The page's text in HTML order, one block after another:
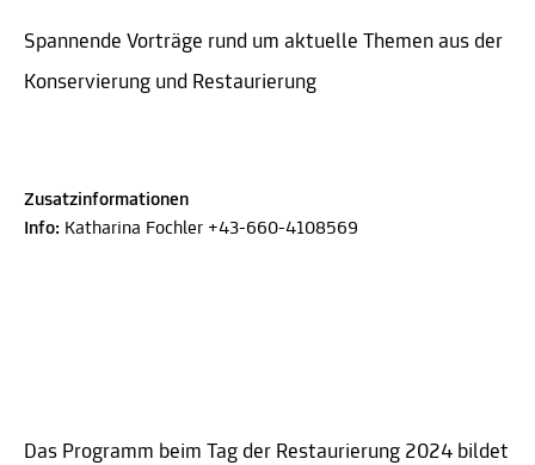
Spannende Vorträge rund um aktuelle Themen aus der
Konservierung und Restaurierung
Zusatzinformationen
Info: Katharina Fochler +43-660-4108569
Das Programm beim Tag der Restaurierung 2024 bildet